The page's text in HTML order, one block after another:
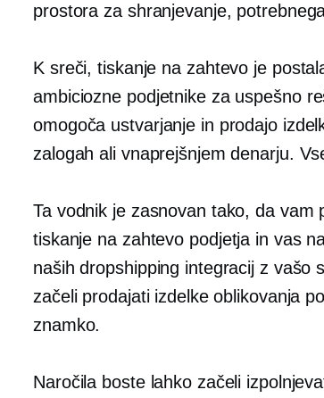
prostora za shranjevanje,
K sreči,tiskanje na zahtevo je
ambiciozne podjetnike za uspešno
omogoča ustvarjanje in prodajo
zalogah ali vnaprejšnjem denarju.
Ta vodnik je zasnovan tako, da vam
tiskanje na zahtevo podjetja in vas
naših dropshipping integracij z vašo
začeli prodajati izdelke oblikovanja
znamko.
Naročila boste lahko začeli